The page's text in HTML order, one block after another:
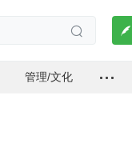
 
管理/文化